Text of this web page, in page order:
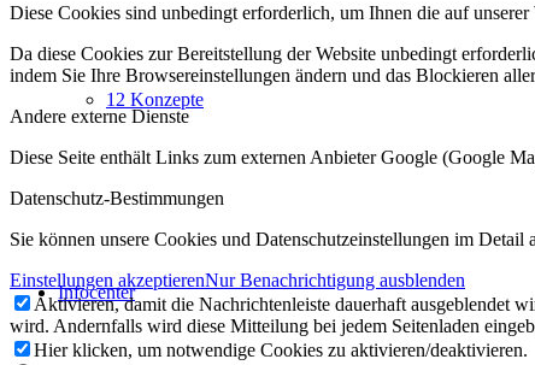
12 Konzepte
Infocenter
Diese Cookies sind unbedingt erforderlich, um Ihnen die auf
Da diese Cookies zur Bereitstellung der Website unbedingt
indem Sie Ihre Browsereinstellungen ändern und das Blockieren
Andere externe Dienste
Diese Seite enthält Links zum externen Anbieter Google (Google
Datenschutz-Bestimmungen
Sie können unsere Cookies und Datenschutzeinstellungen im Detail
Einstellungen akzeptierenNur Benachrichtigung ausblenden
Aktivieren, damit die Nachrichtenleiste dauerhaft ausgeblendet
wird. Andernfalls wird diese Mitteilung bei jedem Seitenladen
Hier klicken, um notwendige Cookies zu aktivieren/deaktivieren.